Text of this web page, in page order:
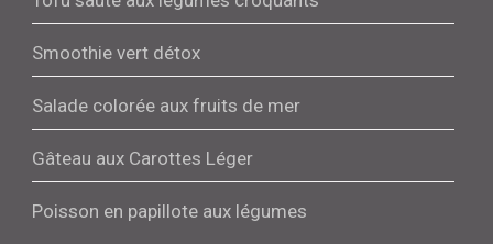
Smoothie vert détox
Salade colorée aux fruits de mer
Gâteau aux Carottes Léger
Poisson en papillote aux légumes